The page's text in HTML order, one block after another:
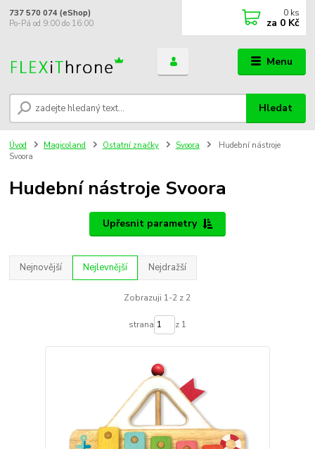
Menu
Hledat
737 570 074 (eShop)
Po-Pá od 9:00 do 16:00
0 ks
za 0 Kč
Úvod Magicoland Ostatní značky Svoora
Hudební nástroje
Svoora
Hudební nástroje Svoora
Upřesnit parametry
Nejnovější Nejlevnější Nejdražší
Zobrazuji 1-2 z 2
strana z 1